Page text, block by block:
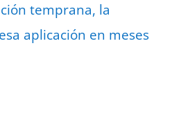
temprana, la
aplicación en meses